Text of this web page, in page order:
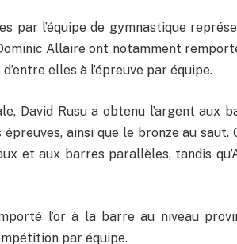
par l’équipe de gymnastique
Allaire ont notamment
elles à l’épreuve par équipe.
David Rusu a obtenu l’argent aux
ainsi que le bronze au saut.
et aux barres parallèles, tandis
l’or à la barre au niveau
par équipe.